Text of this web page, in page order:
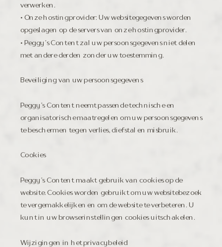
verwerken.
• Onze hostingprovider: Uw websitegegevens worden
opgeslagen op de servers van onze hostingprovider.
• Peggy’s Content zal uw persoonsgegevens niet delen
met andere derden zonder uw toestemming.
Beveiliging van uw persoonsgegevens
Peggy’s Content neemt passende technische en
organisatorische maatregelen om uw persoonsgegevens
te beschermen tegen verlies, diefstal en misbruik.
Cookies
Peggy’s Content maakt gebruik van cookies op de
website. Cookies worden gebruikt om uw websitebezoek
te vergemakkelijken en om de website te verbeteren. U
kunt in uw browserinstellingen cookies uitschakelen.
Wijzigingen in het privacybeleid